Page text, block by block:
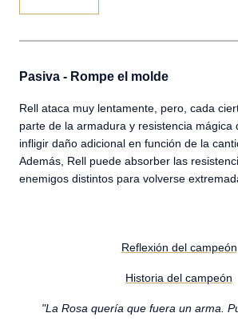
Pasiva - Rompe el molde
Rell ataca muy lentamente, pero, cada
parte de la armadura y resistencia mágica
infligir daño adicional en función de la
Además, Rell puede absorber las
enemigos distintos para volverse
Reflexión del campeón
Historia del campeón
"La Rosa quería que fuera un arma.